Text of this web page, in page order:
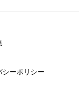
シーポリシー